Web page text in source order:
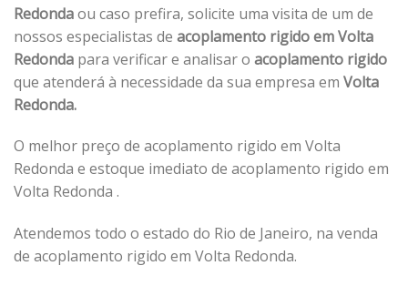
Redondaou caso prefira, solicite uma visita de um de
nossos especialistas de acoplamento rigido em Volta
Redonda para verificar e analisar o acoplamento rigido
que atenderá à necessidade da sua empresa em Volta
Redonda.
O melhor preço de acoplamento rigido em Volta
Redonda e estoque imediato de acoplamento rigido em
Volta Redonda .
Atendemos todo o estado do Rio de Janeiro, na venda
de acoplamento rigido em Volta Redonda.